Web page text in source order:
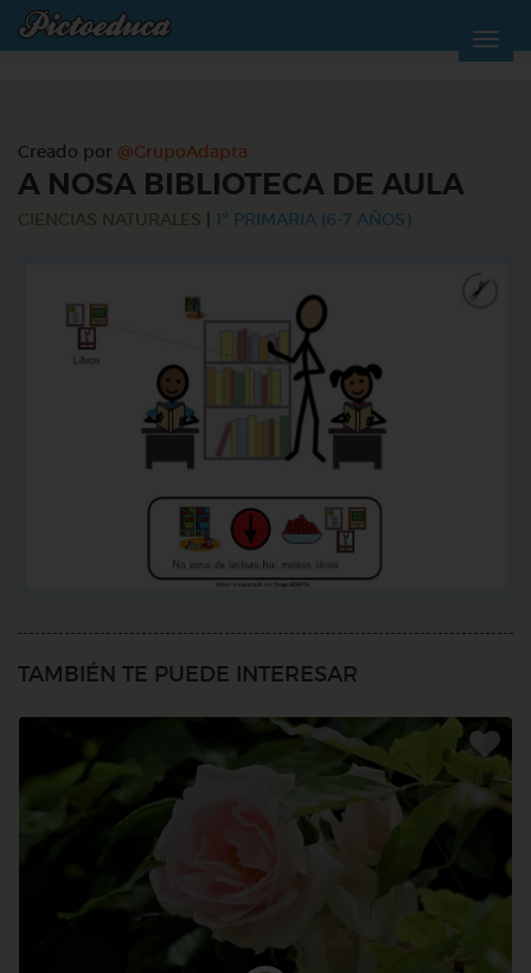
Creado por @GrupoAdapta
A NOSA BIBLIOTECA DE AULA
CIENCIAS NATURALES 1º PRIMARIA (6-7 AÑOS)
TAMBIÉN TE PUEDE INTERESAR